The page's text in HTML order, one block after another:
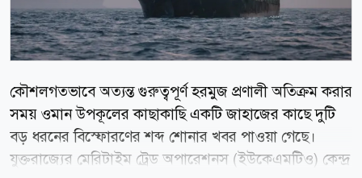
কৌশলগতভাবে অত্যন্ত গুরুত্বপূর্ণ হরমুজ প্রণালী অতিক্রম করার
সময় ওমান উপকূলের কাছাকাছি একটি জাহাজের কাছে দুটি
বড় ধরনের বিস্ফোরণের শব্দ শোনার খবর পাওয়া গেছে।
যুক্তরাজ্যের মেরিটাইম ট্রেড অপারেশনস (ইউকেএমটিও) কেন্দ্র